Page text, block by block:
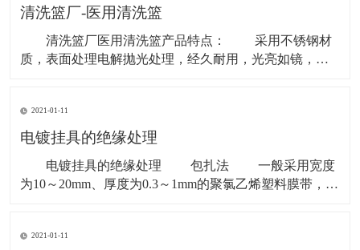
二， 调整好连续电镀设备的结构。每个零件和部件的紧
清洗篮厂-医用清洗篮
清洗篮厂医用清洗篮产品特点： 采用不锈钢材
质，表面处理电解抛光处理，经久耐用，光亮如镜，不
全使用。 网格化设计利于水或蒸汽的穿透，保证清
洗和灭菌效果。多个网筐可堆叠放置。 医用清洗篮
2021-01-11
电镀挂具的绝缘处理
电镀挂具的绝缘处理 包扎法 一般采用宽度
为10～20mm、厚度为0.3～1mm的聚氯乙烯塑料膜带，在
一层的接缝，最后用金属丝扎紧。在挂钩上也可用尺寸
2021-01-11